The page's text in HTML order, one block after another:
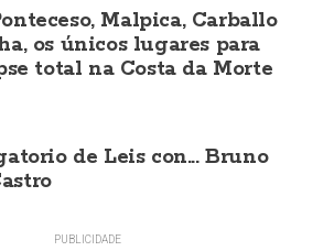
Malpica, Carballo
os únicos lugares para
total na Costa da Morte
de Leis con... Bruno